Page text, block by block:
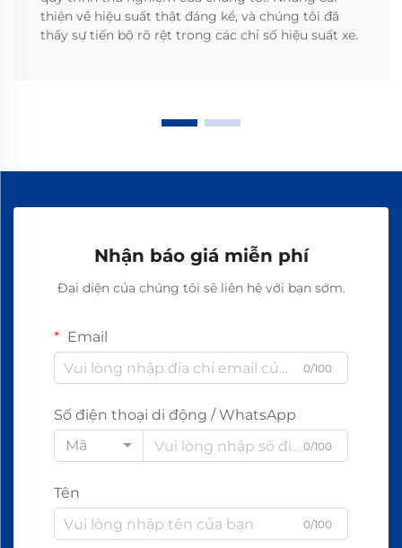
thiện về hiệu suất thật đáng kể, và chúng tôi đã
thấy sự tiến bộ rõ rệt trong các chỉ số hiệu suất xe.
Nhận báo giá miễn phí
Đại diện của chúng tôi sẽ liên hệ với bạn sớm.
Email
0/100
Số điện thoại di động / WhatsApp
Mã
0/100
Tên
0/100